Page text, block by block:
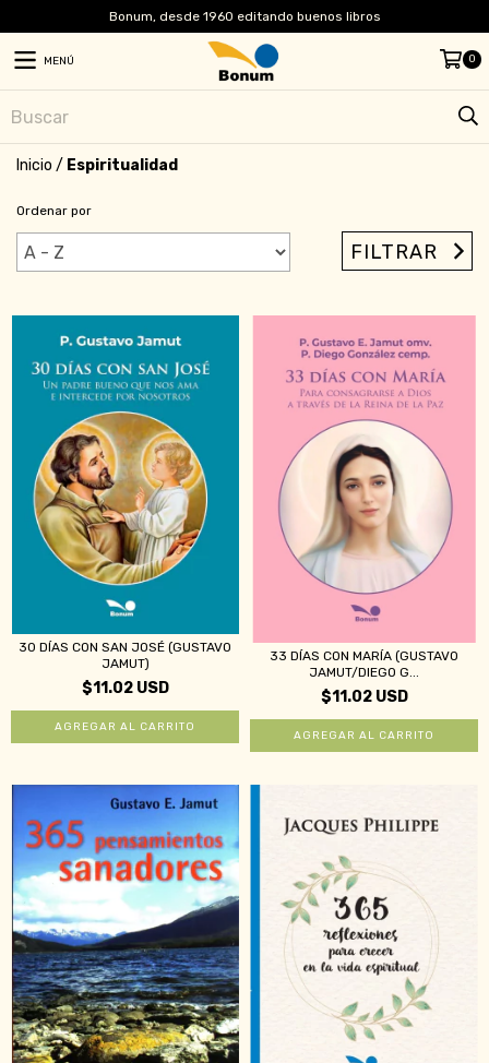
Bonum, desde 1960 editando buenos libros
MENÚ 0
Inicio / Espiritualidad
Ordenar por
FILTRAR
30 DÍAS CON SAN JOSÉ (GUSTAVO
JAMUT)
$11.02 USD
33 DÍAS CON MARÍA (GUSTAVO
JAMUT/DIEGO G...
$11.02 USD